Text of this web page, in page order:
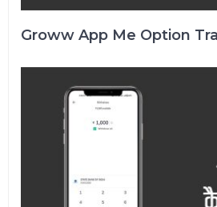
Groww App Me Option